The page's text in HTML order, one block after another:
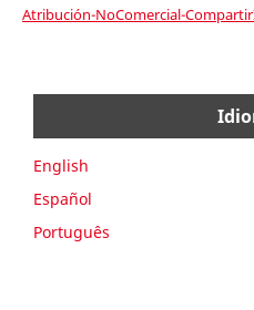
Atribución-NoComercial-
English
Español
Português